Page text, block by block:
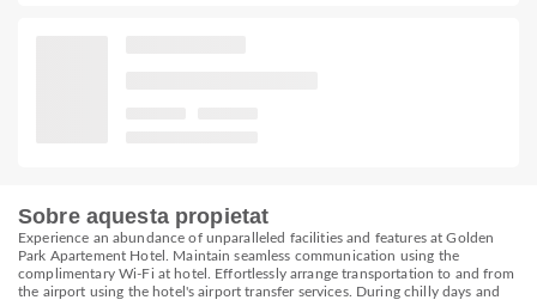
Sobre aquesta propietat
Experience an abundance of unparalleled facilities and features at Golden
Park Apartement Hotel. Maintain seamless communication using the
complimentary Wi-Fi at hotel. Effortlessly arrange transportation to and from
the airport using the hotel's airport transfer services. During chilly days and